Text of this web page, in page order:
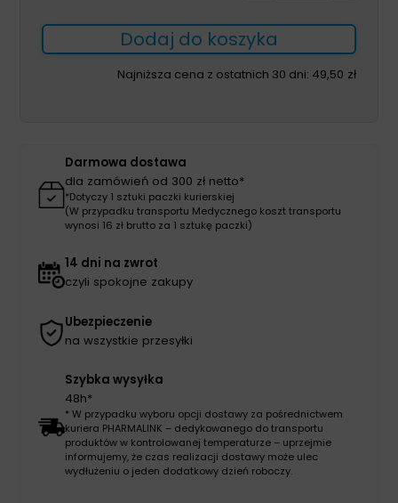
Biflexideal
10cm*
5m
Dodaj do koszyka
Najniższa cena z ostatnich 30 dni: 49,50 zł
Darmowa dostawa
dla zamówień od 300 zł netto*
*Dotyczy 1 sztuki paczki kurierskiej
(W przypadku transportu Medycznego koszt transportu
wynosi 16 zł brutto za 1 sztukę paczki)
14 dni na zwrot
czyli spokojne zakupy
Ubezpieczenie
na wszystkie przesyłki
Szybka wysyłka
48h*
* W przypadku wyboru opcji dostawy za pośrednictwem
kuriera PHARMALINK – dedykowanego do transportu
produktów w kontrolowanej temperaturze – uprzejmie
informujemy, że czas realizacji dostawy może ulec
wydłużeniu o jeden dodatkowy dzień roboczy.